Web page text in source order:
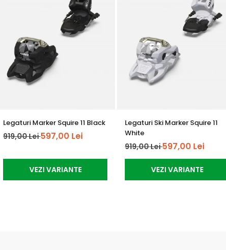
Legaturi Marker Squire 11 Black
919,00 Lei597,00 Lei
VEZI VARIANTE
Legaturi Ski Marker Squire 11
White
919,00 Lei597,00 Lei
VEZI VARIANTE